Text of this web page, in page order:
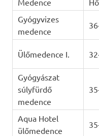
Medence
Gyógyvizes
medence
Ülőmedence I.
Gyógyászat
súlyfürdő
medence
Aqua Hotel
ülőmedence